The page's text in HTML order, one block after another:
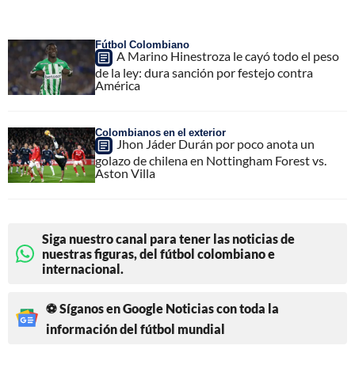
Fútbol Colombiano
A Marino Hinestroza le cayó todo el peso
de la ley: dura sanción por festejo contra
América
Colombianos en el exterior
Jhon Jáder Durán por poco anota un
golazo de chilena en Nottingham Forest vs.
Aston Villa
Siga nuestro canal para tener las noticias de
nuestras figuras, del fútbol colombiano e
internacional.
⚽ Síganos en Google Noticias con toda la
información del fútbol mundial